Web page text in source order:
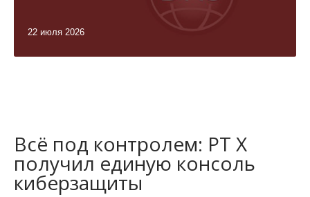
22 июля 2026
Всё под контролем: PT X
получил единую консоль
киберзащиты